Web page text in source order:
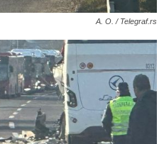
A. O. / Telegraf.rs